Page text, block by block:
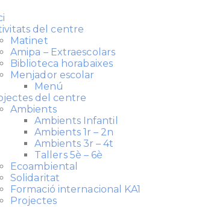
del centre
Matinet
Amipa – Extraescolars
Biblioteca horabaixes
Menjador escolar
Menú
del centre
Ambients
Ambients Infantil
Ambients 1r – 2n
Ambients 3r – 4t
Tallers 5è – 6è
Ecoambiental
Solidaritat
Formació internacional KA1
Projectes